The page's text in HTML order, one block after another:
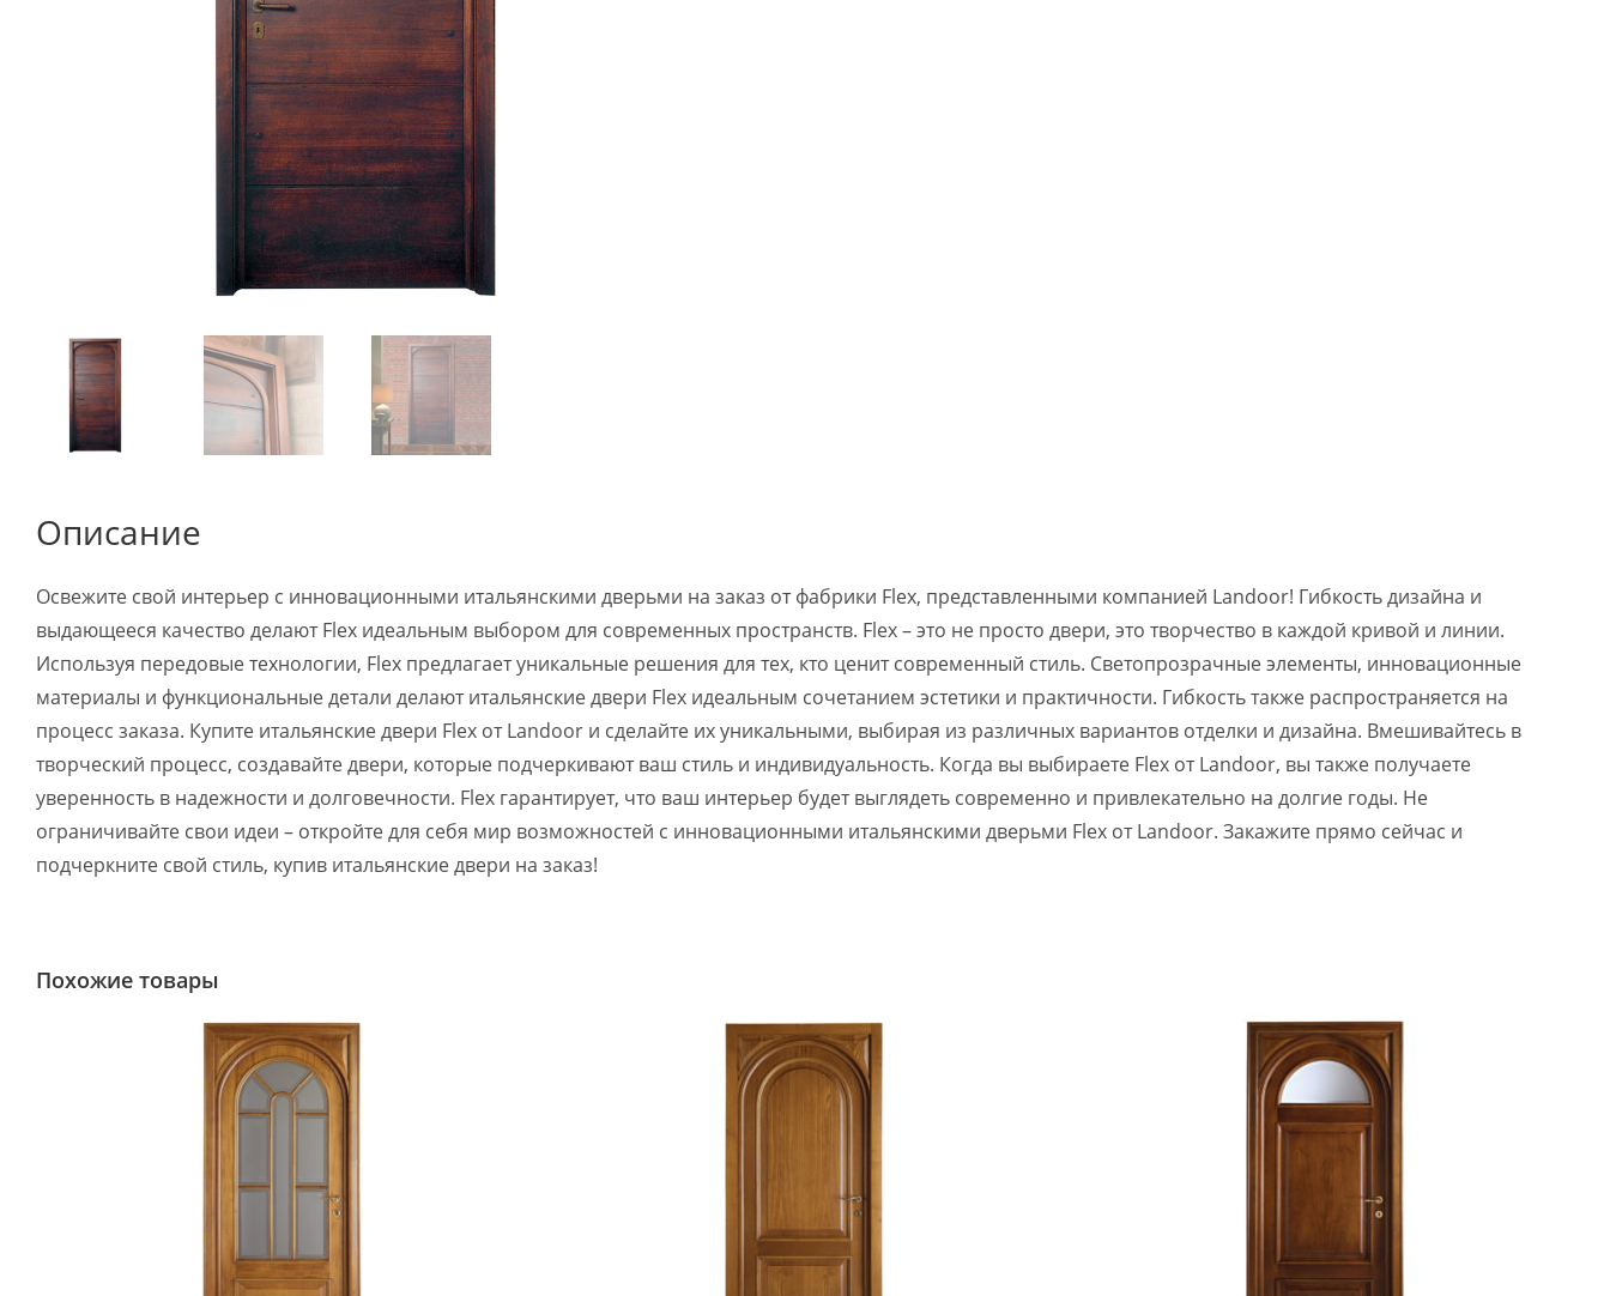
Описание
Освежите свой интерьер с инновационными итальянскими дверьми на заказ от фабрики Flex, представленными компанией Landoor! Гибкость дизайна и
выдающееся качество делают Flex идеальным выбором для современных пространств. Flex – это не просто двери, это творчество в каждой кривой и линии.
Используя передовые технологии, Flex предлагает уникальные решения для тех, кто ценит современный стиль. Светопрозрачные элементы, инновационные
материалы и функциональные детали делают итальянские двери Flex идеальным сочетанием эстетики и практичности. Гибкость также распространяется на
процесс заказа. Купите итальянские двери Flex от Landoor и сделайте их уникальными, выбирая из различных вариантов отделки и дизайна. Вмешивайтесь в
творческий процесс, создавайте двери, которые подчеркивают ваш стиль и индивидуальность. Когда вы выбираете Flex от Landoor, вы также получаете
уверенность в надежности и долговечности. Flex гарантирует, что ваш интерьер будет выглядеть современно и привлекательно на долгие годы. Не
ограничивайте свои идеи – откройте для себя мир возможностей с инновационными итальянскими дверьми Flex от Landoor. Закажите прямо сейчас и
подчеркните свой стиль, купив итальянские двери на заказ!
Похожие товары